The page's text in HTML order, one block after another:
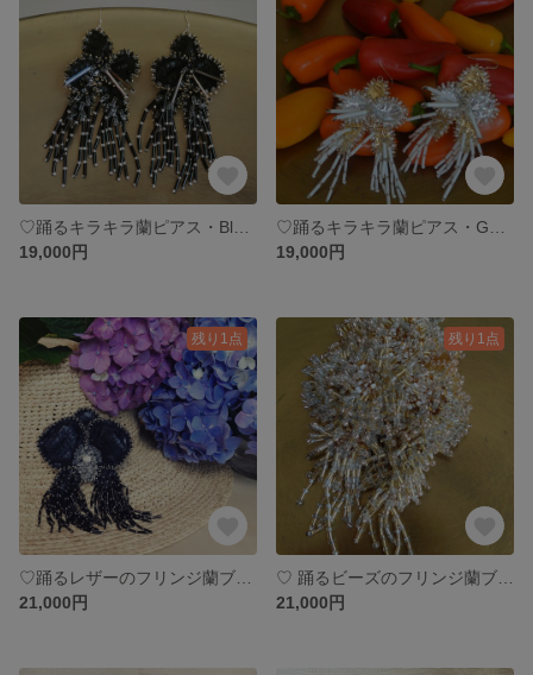
19,000円
19,000円
残り1点
21,000円
残り1点
21,000円